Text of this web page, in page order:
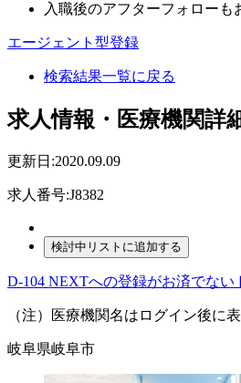
入職後のアフターフォローも
エージェント型登録
検索結果一覧に戻る
求人情報・医療機関詳
更新日:2020.09.09
求人番号:J8382
D-104 NEXTへの登録がお済でない
（注）医療機関名はログイン後に
岐阜県岐阜市